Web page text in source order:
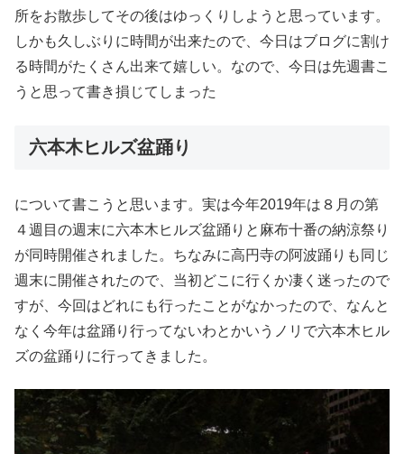
所をお散歩してその後はゆっくりしようと思っています。
しかも久しぶりに時間が出来たので、今日はブログに割け
る時間がたくさん出来て嬉しい。なので、今日は先週書こ
うと思って書き損じてしまった
六本木ヒルズ盆踊り
について書こうと思います。実は今年2019年は８月の第
４週目の週末に六本木ヒルズ盆踊りと麻布十番の納涼祭り
が同時開催されました。ちなみに高円寺の阿波踊りも同じ
週末に開催されたので、当初どこに行くか凄く迷ったので
すが、今回はどれにも行ったことがなかったので、なんと
なく今年は盆踊り行ってないわとかいうノリで六本木ヒル
ズの盆踊りに行ってきました。